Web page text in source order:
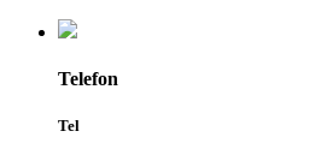
Telefon
Tel